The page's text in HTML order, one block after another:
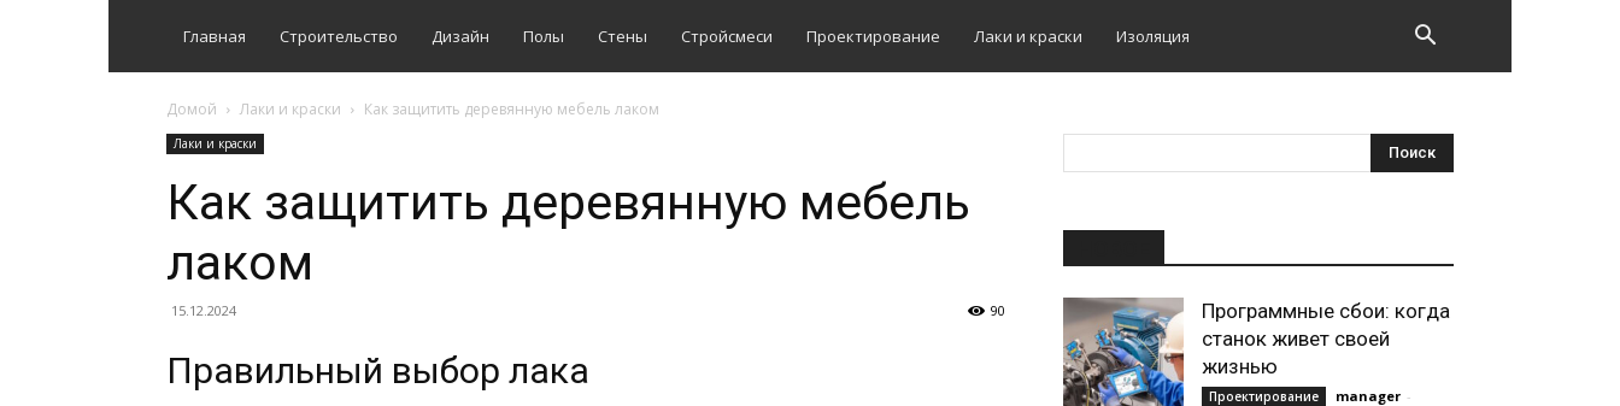
Главная Строительство Дизайн Полы Стены Стройсмеси Проектирование Лаки и краски Изоляция
Домой Лаки и краски Как защитить деревянную мебель лаком
Лаки и краски
Как защитить деревянную мебель
лаком
15.12.2024 90
Правильный выбор лака
Программные сбои: когда
станок живет своей
жизнью
Проектирование manager -